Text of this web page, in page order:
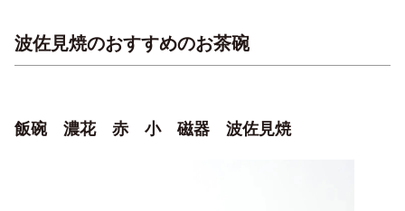
波佐見焼のおすすめのお茶碗
飯碗 濃花 赤 小 磁器 波佐見焼